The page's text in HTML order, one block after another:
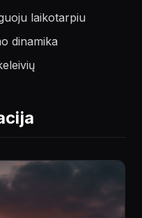
laikotarpiu
dinamika